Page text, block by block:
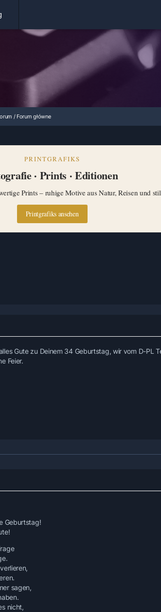
/ Forum główne
PRINTGRAFIKS
· Prints · Editionen
Prints – ruhige Motive aus Natur, Reisen und
Printgrafiks ansehen
Gute zu Deinem 34 Geburtstag, wir vom D-PL
Feier.
Geburtstag!
sagen,
nicht,